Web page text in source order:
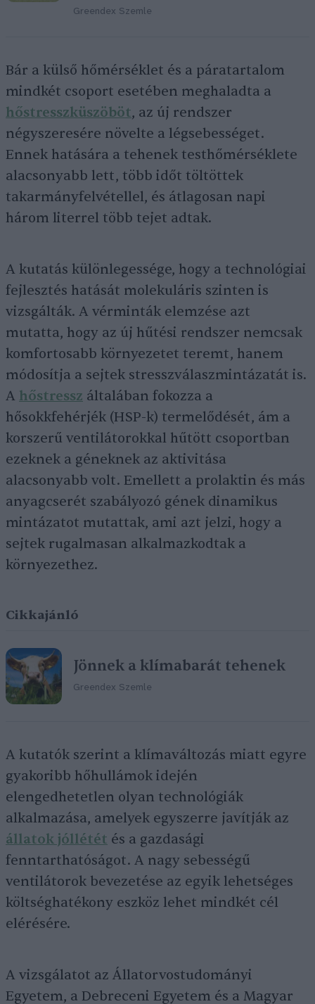
Greendex Szemle
Bár a külső hőmérséklet és a páratartalom
mindkét csoport esetében meghaladta a
hőstresszküszöböt, az új rendszer
négyszeresére növelte a légsebességet.
Ennek hatására a tehenek testhőmérséklete
alacsonyabb lett, több időt töltöttek
takarmányfelvétellel, és átlagosan napi
három literrel több tejet adtak.
A kutatás különlegessége, hogy a technológiai
fejlesztés hatását molekuláris szinten is
vizsgálták. A vérminták elemzése azt
mutatta, hogy az új hűtési rendszer nemcsak
komfortosabb környezetet teremt, hanem
módosítja a sejtek stresszválaszmintázatát is.
A hőstressz általában fokozza a
hősokkfehérjék (HSP-k) termelődését, ám a
korszerű ventilátorokkal hűtött csoportban
ezeknek a géneknek az aktivitása
alacsonyabb volt. Emellett a prolaktin és más
anyagcserét szabályozó gének dinamikus
mintázatot mutattak, ami azt jelzi, hogy a
sejtek rugalmasan alkalmazkodtak a
környezethez.
Cikkajánló
Jönnek a klímabarát tehenek
Greendex Szemle
A kutatók szerint a klímaváltozás miatt egyre
gyakoribb hőhullámok idején
elengedhetetlen olyan technológiák
alkalmazása, amelyek egyszerre javítják az
állatok jóllétét és a gazdasági
fenntarthatóságot. A nagy sebességű
ventilátorok bevezetése az egyik lehetséges
költséghatékony eszköz lehet mindkét cél
elérésére.
A vizsgálatot az Állatorvostudományi
Egyetem, a Debreceni Egyetem és a Magyar